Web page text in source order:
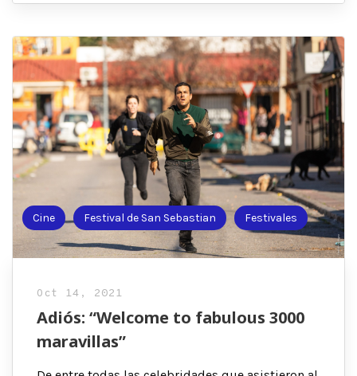
Cine Festival de San Sebastian Festivales
Oct 14, 2021
Adiós: “Welcome to fabulous 3000
maravillas”